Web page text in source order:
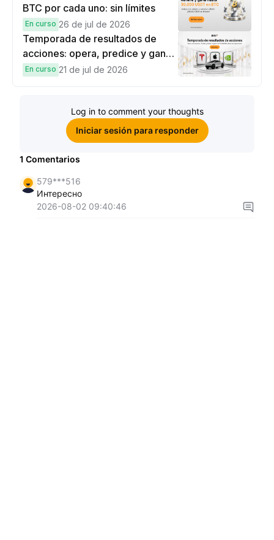
BTC por cada uno: sin límites
En curso 26 de jul de 2026
Temporada de resultados de
acciones: opera, predice y gana
una Cybertruck.
En curso 21 de jul de 2026
Log in to comment your thoughts
Iniciar sesión para responder
1 Comentarios
579***516
Интересно
2026-08-02 09:40:46